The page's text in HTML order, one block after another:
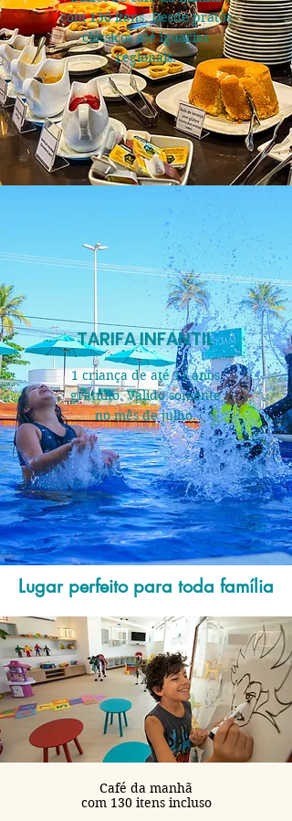
com 130 itens. Desde pratos
clássicos até iguarias
regionais.
TARIFA INFANTIL
1 criança de até 11 anos
gratuito. Válido somente
no mês de julho.
Lugar perfeito para toda família
Café da manhã
com 130 itens incluso